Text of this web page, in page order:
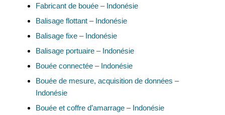
Fabricant de bouée – Indonésie
Balisage flottant – Indonésie
Balisage fixe – Indonésie
Balisage portuaire – Indonésie
Bouée connectée – Indonésie
Bouée de mesure, acquisition de données –
Indonésie
Bouée et coffre d’amarrage – Indonésie